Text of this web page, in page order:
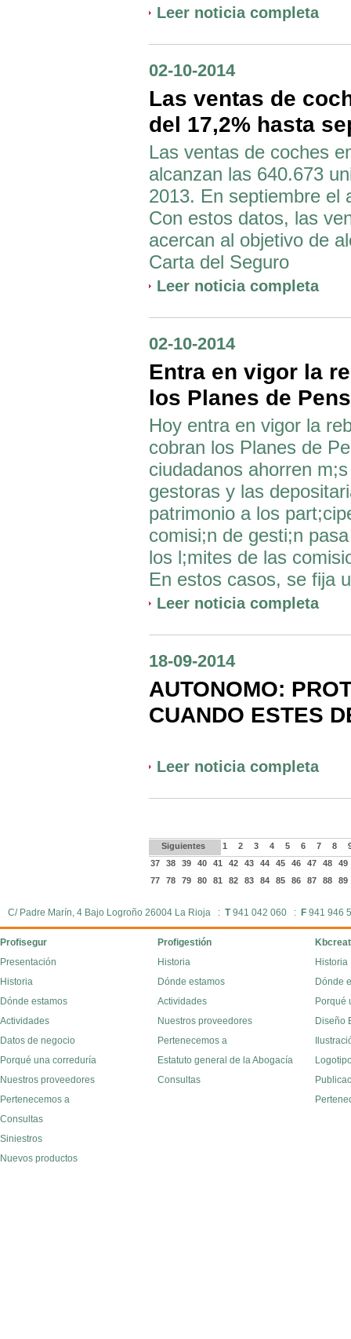
Leer noticia completa
02-10-2014
Las ventas de
del 17,2% hasta
Las ventas de coches
alcanzan las 640.673
2013. En septiembre el
Con estos datos, las
acercan al objetivo de
Carta del Seguro
Leer noticia completa
02-10-2014
Entra en vigor la
los Planes de
Hoy entra en vigor la
cobran los Planes de
ciudadanos ahorren
gestoras y las
patrimonio a los
comisi;n de gesti;n
los l;mites de las
En estos casos, se fija
Leer noticia completa
18-09-2014
AUTONOMO:
CUANDO ESTES
Leer noticia completa
Siguientes 1 2 3 4 5 6 7 8
37
38 39 40 41 42 43 44 45 46 47 48
49
77
78 79 80 81 82 83 84 85 86 87 88 89
C/ Padre Marín, 4 Bajo Logroño 26004 La Rioja : T941 042 060 : F 941
Profisegur Profigestión
Presentación
Historia
Dónde estamos
Actividades
Datos de negocio
Porqué una correduría
Nuestros proveedores
Pertenecemos a
Consultas
Siniestros
Nuevos productos
Historia
Dónde estamos
Actividades
Nuestros proveedores
Pertenecemos a
Estatuto general de la Abogacía
Consultas
Historia
Dónde
Porqué
Diseño